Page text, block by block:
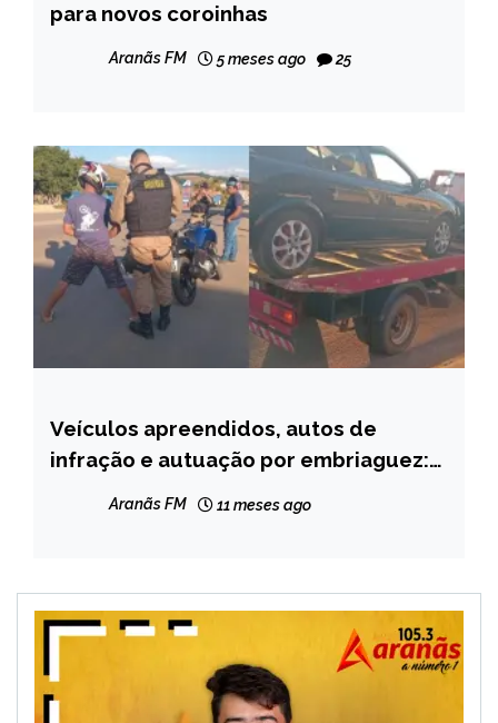
NOTÍCIAS
para novos coroinhas
Aranãs FM 5 meses ago 25
CAPELINHA
NOTÍCIAS
Veículos apreendidos, autos de
infração e autuação por embriaguez:
Aranãs FM 11 meses ago